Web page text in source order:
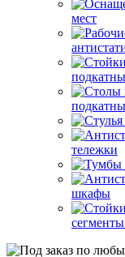
мест
тележки
шкафы